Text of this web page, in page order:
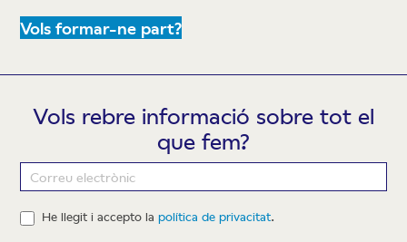
Vols formar-ne part?
Vols rebre informació sobre tot el
que fem?
Newsletter
He llegit i accepto lapolítica de privacitat.